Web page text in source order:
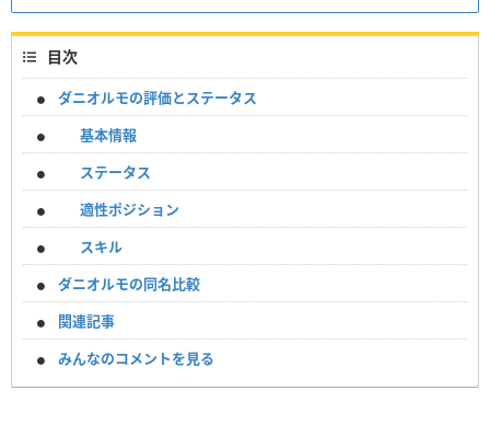
目次
ダニオルモの評価とステータス
基本情報
ステータス
適性ポジション
スキル
ダニオルモの同名比較
関連記事
みんなのコメントを見る